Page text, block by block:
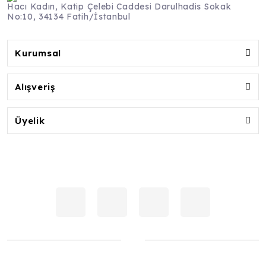
Hacı Kadın, Katip Çelebi Caddesi Darulhadis Sokak
No:10, 34134 Fatih/İstanbul
Kurumsal
Alışveriş
Üyelik